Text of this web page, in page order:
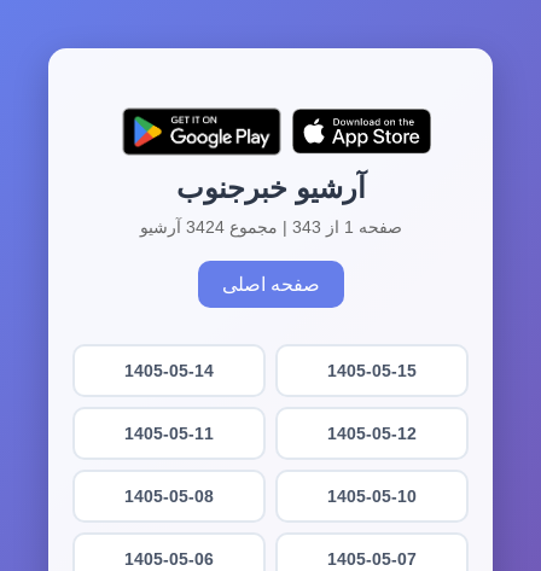
آرشیو خبرجنوب
صفحه 1 از 343 | مجموع 3424 آرشیو
صفحه اصلی
1405-05-15
1405-05-14
1405-05-12
1405-05-11
1405-05-10
1405-05-08
1405-05-07
1405-05-06